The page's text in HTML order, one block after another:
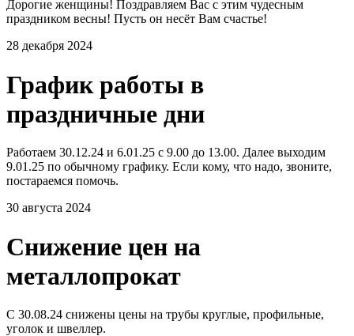
Дорогие женщины! Поздравляем Вас с этим чудесным
праздником весны! Пусть он несёт Вам счастье!
28 декабря 2024
График работы в
праздничные дни
Работаем 30.12.24 и 6.01.25 с 9.00 до 13.00. Далее выходим
9.01.25 по обычному графику. Если кому, что надо, звоните,
постараемся помочь.
30 августа 2024
Снижение цен на
металлопрокат
С 30.08.24 снижены цены на трубы круглые, профильные,
уголок и швеллер.